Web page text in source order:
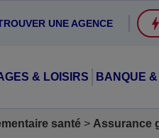
UNE AGENCE
& LOISIRS BANQUE
santé Assurance